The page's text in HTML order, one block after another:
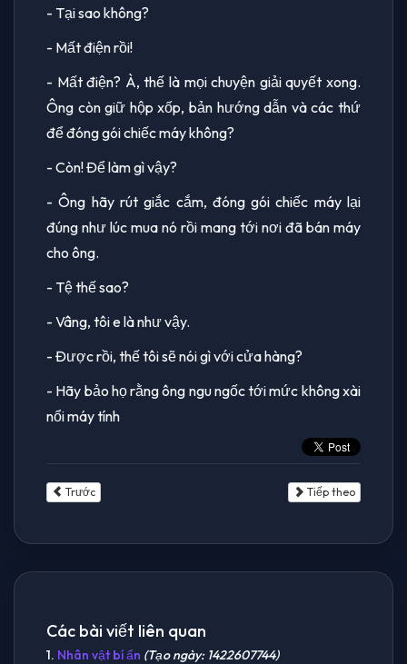
- Tại sao không?
- Mất điện rồi!
- Mất điện? À, thế là mọi chuyện giải quyết xong.
Ông còn giữ hộp xốp, bản hướng dẫn và các thứ
để đóng gói chiếc máy không?
- Còn! Để làm gì vậy?
- Ông hãy rút giắc cắm, đóng gói chiếc máy lại
đúng như lúc mua nó rồi mang tới nơi đã bán máy
cho ông.
- Tệ thế sao?
- Vâng, tôi e là như vậy.
- Được rồi, thế tôi sẽ nói gì với cửa hàng?
- Hãy bảo họ rằng ông ngu ngốc tới mức không xài
nổi máy tính
Trước Tiếp theo
Các bài viết liên quan
1. Nhân vật bí ẩn (Tạo ngày: 1422607744)